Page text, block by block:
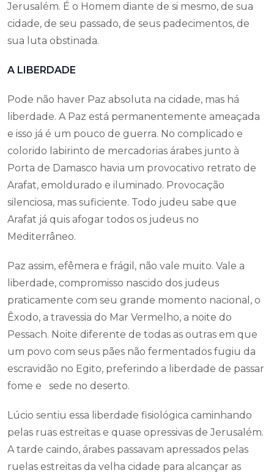
Jerusalém. É o Homem diante de si mesmo, de sua
cidade, de seu passado, de seus padecimentos, de
sua luta obstinada.
A LIBERDADE
Pode não haver Paz absoluta na cidade, mas há
liberdade. A Paz está permanentemente ameaçada
e isso já é um pouco de guerra. No complicado e
colorido labirinto de mercadorias árabes junto à
Porta de Damasco havia um provocativo retrato de
Arafat, emoldurado e iluminado. Provocação
silenciosa, mas suficiente. Todo judeu sabe que
Arafat já quis afogar todos os judeus no
Mediterrâneo.
Paz assim, efêmera e frágil, não vale muito. Vale a
liberdade, compromisso nascido dos judeus
praticamente com seu grande momento nacional, o
Êxodo, a travessia do Mar Vermelho, a noite do
Pessach. Noite diferente de todas as outras em que
um povo com seus pães não fermentados fugiu da
escravidão no Egito, preferindo a liberdade de passar
fome e sede no deserto.
Lúcio sentiu essa liberdade fisiológica caminhando
pelas ruas estreitas e quase opressivas de Jerusalém.
A tarde caindo, árabes passavam apressados pelas
ruelas estreitas da velha cidade para alcançar as